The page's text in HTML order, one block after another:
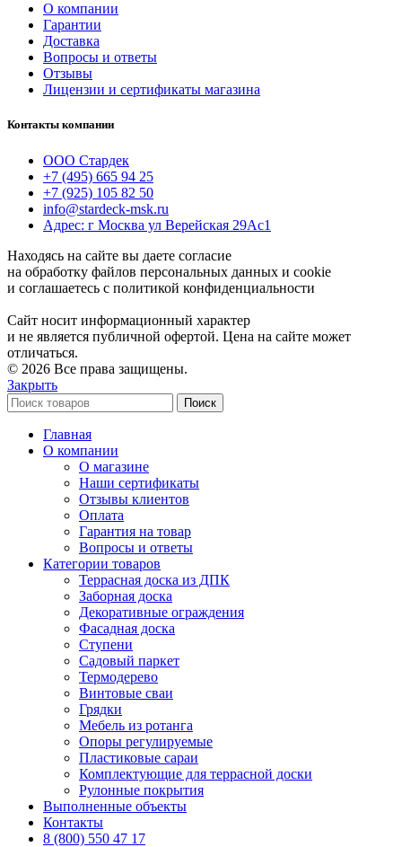
О компании
Гарантии
Доставка
Вопросы и ответы
Отзывы
Лицензии и сертификаты магазина
Контакты компании
ООО Стардек
+7 (495) 665 94 25
+7 (925) 105 82 50
info@stardeck-msk.ru
Адрес: г Москва ул Верейская 29Ас1
Находясь на сайте вы даете согласие
на обработку файлов персональных данных и cookie
и соглашаетесь с политикой конфиденциальности
Сайт носит информационный характер
и не является публичной офертой. Цена на сайте может
отличаться.
© 2026 Все права защищены.
Закрыть
Поиск
Главная
О компании
О магазине
Наши сертификаты
Отзывы клиентов
Оплата
Гарантия на товар
Вопросы и ответы
Категории товаров
Террасная доска из ДПК
Заборная доска
Декоративные ограждения
Фасадная доска
Ступени
Садовый паркет
Термодерево
Винтовые сваи
Грядки
Мебель из ротанга
Опоры регулируемые
Пластиковые сараи
Комплектующие для террасной доски
Рулонные покрытия
Выполненные объекты
Контакты
8 (800) 550 47 17